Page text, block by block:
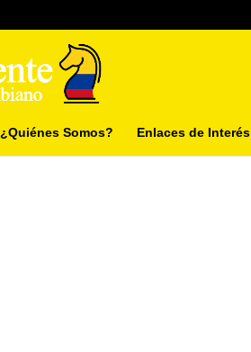
¿Quiénes Somos? Enlaces de Interés